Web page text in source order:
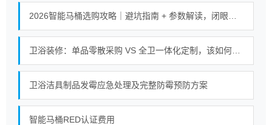
卫浴洁具制品发霉应急处理及完整防霉预防方案
智能马桶RED认证费用